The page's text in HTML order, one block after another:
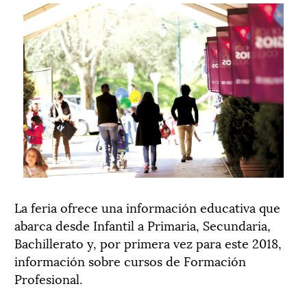
La feria ofrece una información educativa que
abarca desde Infantil a Primaria, Secundaria,
Bachillerato y, por primera vez para este 2018,
información sobre cursos de Formación
Profesional.